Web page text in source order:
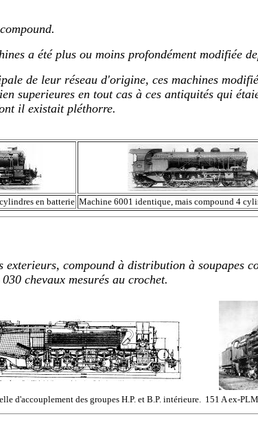
a été plus ou moins profondément modifiée
de leur réseau d'origine, ces machines
superieures en tout cas à ces antiquités qui
il existait pléthorre.
en batterie Machine 6001 identique, mais compound 4
compound à distribution à soupapes
chevaux mesurés au crochet.
d'accouplement des groupes H.P. et B.P. intérieure. 151 A ex-